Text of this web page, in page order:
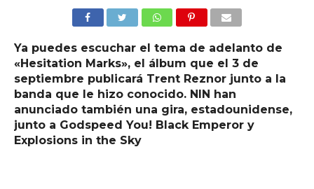
Ya puedes escuchar el tema de adelanto de
«Hesitation Marks», el álbum que el 3 de
septiembre publicará Trent Reznor junto a la
banda que le hizo conocido. NIN han
anunciado también una gira, estadounidense,
junto a Godspeed You! Black Emperor y
Explosions in the Sky